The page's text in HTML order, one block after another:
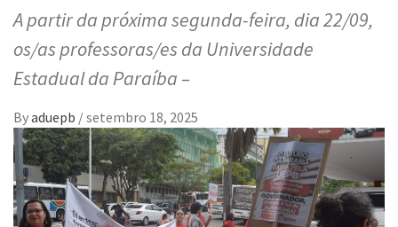
A partir da próxima segunda-feira, dia 22/09,
os/as professoras/es da Universidade
Estadual da Paraíba –
Byaduepb /setembro 18, 2025